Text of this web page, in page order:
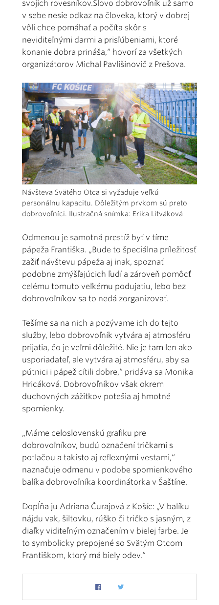
svojich rovesníkov.Slovo dobrovoľník už samo
v sebe nesie odkaz na človeka, ktorý v dobrej
vôli chce pomáhať a počíta skôr s
neviditeľnými darmi a prisľúbeniami, ktoré
konanie dobra prináša,“ hovorí za všetkých
organizátorov Michal Pavlišinovič z Prešova.
Návšteva Svätého Otca si vyžaduje veľkú
personálnu kapacitu. Dôležitým prvkom sú preto
dobrovoľníci. Ilustračná snímka: Erika Litváková
Odmenou je samotná prestíž byť v tíme
pápeža Františka. „Bude to špeciálna príležitosť
zažiť návštevu pápeža aj inak, spoznať
podobne zmýšľajúcich ľudí a zároveň pomôcť
celému tomuto veľkému podujatiu, lebo bez
dobrovoľníkov sa to nedá zorganizovať.
Tešíme sa na nich a pozývame ich do tejto
služby, lebo dobrovoľník vytvára aj atmosféru
prijatia, čo je veľmi dôležité. Nie je tam len ako
usporiadateľ, ale vytvára aj atmosféru, aby sa
pútnici i pápež cítili dobre,“ pridáva sa Monika
Hricáková. Dobrovoľníkov však okrem
duchovných zážitkov potešia aj hmotné
spomienky.
„Máme celoslovenskú grafiku pre
dobrovoľníkov, budú označení tričkami s
potlačou a takisto aj reflexnými vestami,“
naznačuje odmenu v podobe spomienkového
balíka dobrovoľníka koordinátorka v Šaštíne.
Dopĺňa ju Adriana Čurajová z Košíc: „V balíku
nájdu vak, šiltovku, rúško či tričko s jasným, z
diaľky viditeľným označením v bielej farbe. Je
to symbolicky prepojené so Svätým Otcom
Františkom, ktorý má biely odev.“